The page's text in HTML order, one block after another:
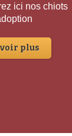
ici nos chiots
plus